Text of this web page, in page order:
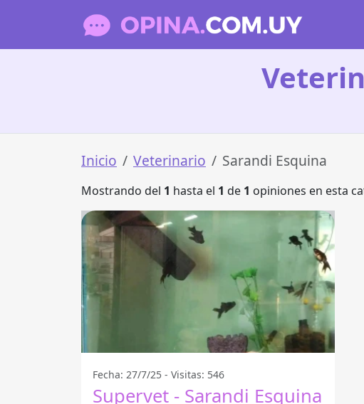
Inicio Veterinario Sarandi Esquina
Mostrando del 1 hasta el 1 de 1 opiniones en esta
Fecha: 27/7/25 - Visitas: 546
Supervet - Sarandi Esquina